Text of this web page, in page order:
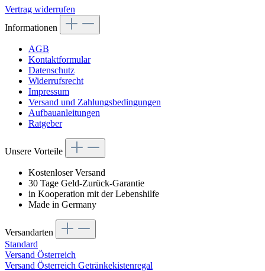
Vertrag widerrufen
Informationen
AGB
Kontaktformular
Datenschutz
Widerrufsrecht
Impressum
Versand und Zahlungsbedingungen
Aufbauanleitungen
Ratgeber
Unsere Vorteile
Kostenloser Versand
30 Tage Geld-Zurück-Garantie
in Kooperation mit der Lebenshilfe
Made in Germany
Versandarten
Standard
Versand Österreich
Versand Österreich Getränkekistenregal